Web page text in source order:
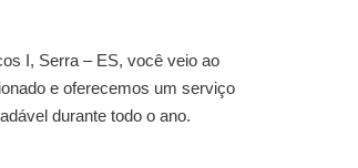
I, Serra – ES, você veio ao
e oferecemos um serviço
durante todo o ano.